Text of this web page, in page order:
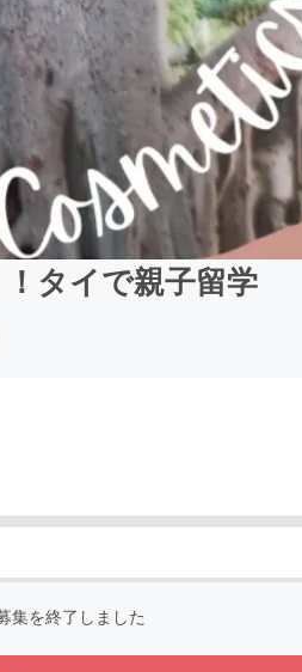
タイで親子留学
集を終了しました